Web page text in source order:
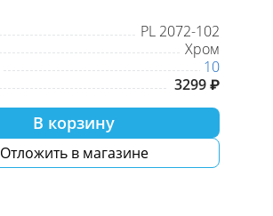
PL 2072-102
Хром
10
3299 ₽
В корзину
Отложить в магазине